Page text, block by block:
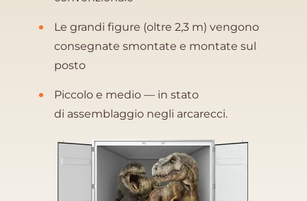
Le grandi figure (oltre 2,3 m) vengono
consegnate smontate e montate sul
posto
Piccolo e medio — in stato
di assemblaggio negli arcarecci.